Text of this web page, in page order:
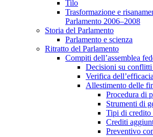
Tilo
Trasformazione e
Parlamento 2006–2008
Storia del Parlamento
Parlamento e scienza
Ritratto del Parlamento
Compiti dell’assemblea
Decisioni su conflitti
Verifica
Allestimento delle
Procedura di
Strumenti di
Tipi di credito
Crediti
Preventivo